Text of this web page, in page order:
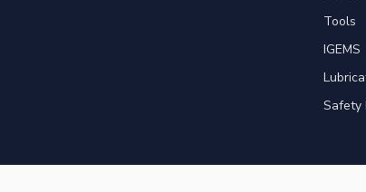
Tools
IGEMS
Safety